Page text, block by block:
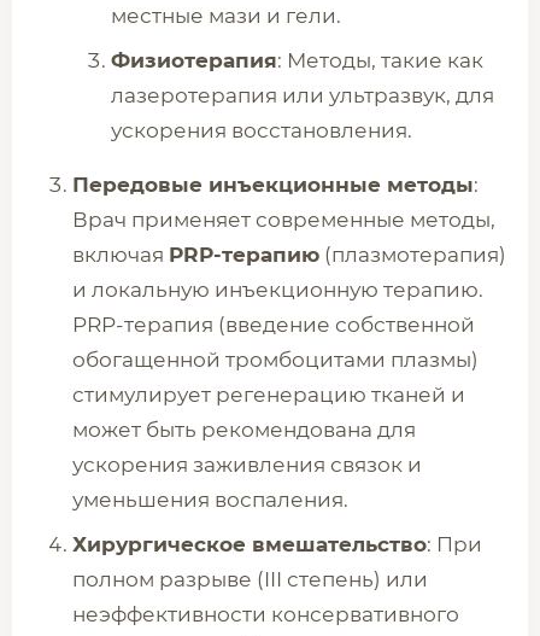
местные мази и гели.
Физиотерапия: Методы, такие как
лазеротерапия или ультразвук, для
ускорения восстановления.
Передовые инъекционные методы:
Врач применяет современные методы,
включая PRP-терапию (плазмотерапия)
и локальную инъекционную терапию.
PRP-терапия (введение собственной
обогащенной тромбоцитами плазмы)
стимулирует регенерацию тканей и
может быть рекомендована для
ускорения заживления связок и
уменьшения воспаления.
Хирургическое вмешательство: При
полном разрыве (III степень) или
неэффективности консервативного